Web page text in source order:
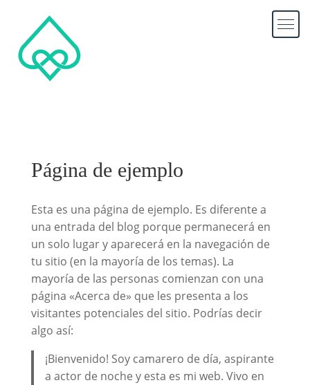
Página de ejemplo
Esta es una página de ejemplo. Es diferente a
una entrada del blog porque permanecerá en
un solo lugar y aparecerá en la navegación de
tu sitio (en la mayoría de los temas). La
mayoría de las personas comienzan con una
página «Acerca de» que les presenta a los
visitantes potenciales del sitio. Podrías decir
algo así:
¡Bienvenido! Soy camarero de día, aspirante
a actor de noche y esta es mi web. Vivo en